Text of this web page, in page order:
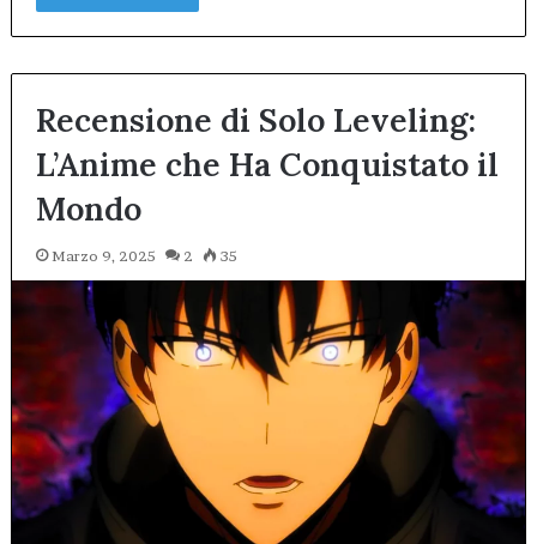
Recensione di Solo Leveling:
L’Anime che Ha Conquistato il
Mondo
Marzo 9, 2025 2 35